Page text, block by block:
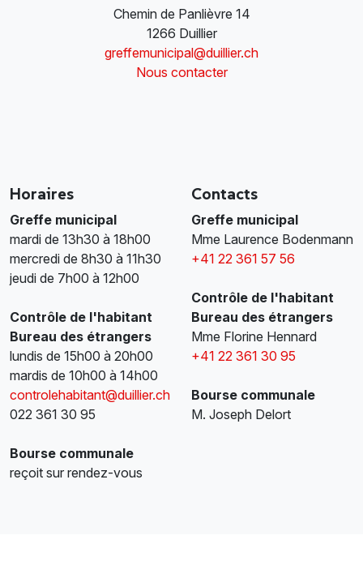
Chemin de Panlièvre 14
1266 Duillier
greffemunicipal@duillier.ch
Nous contacter
Horaires
Greffe municipal
mardi de 13h30 à 18h00
mercredi de 8h30 à 11h30
jeudi de 7h00 à 12h00
Contrôle de l'habitant
Bureau des étrangers
lundis de 15h00 à 20h00
mardis de 10h00 à 14h00
controlehabitant@duillier.ch
022 361 30 95
Bourse communale
reçoit sur rendez-vous
Contacts
Greffe municipal
Mme Laurence Bodenmann
+41 22 361 57 56
Contrôle de l'habitant
Bureau des étrangers
Mme Florine Hennard
+41 22 361 30 95
Bourse communale
M. Joseph Delort